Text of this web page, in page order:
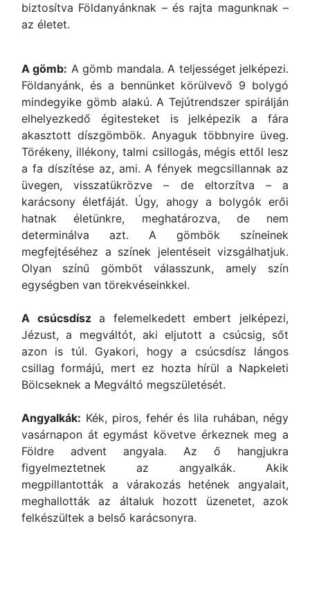
biztosítva Földanyánknak – és rajta magunknak –
az életet.
A gömb: A gömb mandala. A teljességet jelképezi.
Földanyánk, és a bennünket körülvevő 9 bolygó
mindegyike gömb alakú. A Tejútrendszer spirálján
elhelyezkedő égitesteket is jelképezik a fára
akasztott díszgömbök. Anyaguk többnyire üveg.
Törékeny, illékony, talmi csillogás, mégis ettől lesz
a fa díszítése az, ami. A fények megcsillannak az
üvegen, visszatükrözve – de eltorzítva – a
karácsony életfáját. Úgy, ahogy a bolygók erői
hatnak életünkre, meghatározva, de nem
determinálva azt. A gömbök színeinek
megfejtéséhez a színek jelentéseit vizsgálhatjuk.
Olyan színű gömböt válasszunk, amely szín
egységben van törekvéseinkkel.
A csúcsdísza felemelkedett embert jelképezi,
Jézust, a megváltót, aki eljutott a csúcsig, sőt
azon is túl. Gyakori, hogy a csúcsdísz lángos
csillag formájú, mert ez hozta hírül a Napkeleti
Bölcseknek a Megváltó megszületését.
Angyalkák: Kék, piros, fehér és lila ruhában, négy
vasárnapon át egymást követve érkeznek meg a
Földre advent angyala. Az ő hangjukra
figyelmeztetnek az angyalkák. Akik
megpillantották a várakozás hetének angyalait,
meghallották az általuk hozott üzenetet, azok
felkészültek a belső karácsonyra.